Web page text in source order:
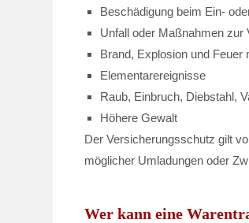
Beschädigung beim Ein-
Unfall oder Maßnahmen zur
Brand, Explosion und Feuer
Elementarereignisse
Raub, Einbruch, Diebstahl,
Höhere Gewalt
Der Versicherungsschutz gilt
möglicher Umladungen oder
Wer kann eine